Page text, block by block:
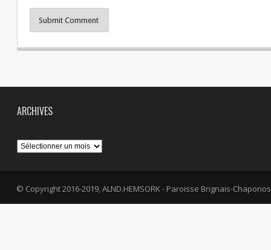
Submit Comment
ARCHIVES
Archives
© Copyright 2016-2019, ALND.HEMSORK - Paroisse Brignais-